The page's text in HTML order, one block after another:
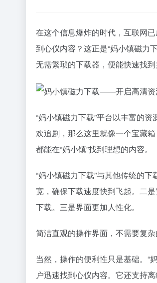
在这个信息爆炸的时代，互联网
到心仪内容？这正是“妈小镇磁力
无需繁琐的下载器，便能快速找到
“妈小镇磁力下载”平台以丰富的
欢追剧，那么这里就像一个宝藏
都能在“妈小镇”找到理想的内容。
“妈小镇磁力下载”与其他传统的
宽，确保下载速度快到飞起。二
下载。三是界面更加人性化。
简洁直观的操作界面，不需要复
当然，操作的便利性只是基础。“
户迅速找到心仪内容。它还支持